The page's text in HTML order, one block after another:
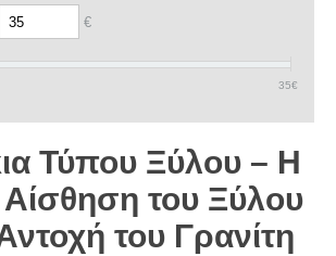
€
35€
Τύπου Ξύλου – Η
του Ξύλου
του Γρανίτη